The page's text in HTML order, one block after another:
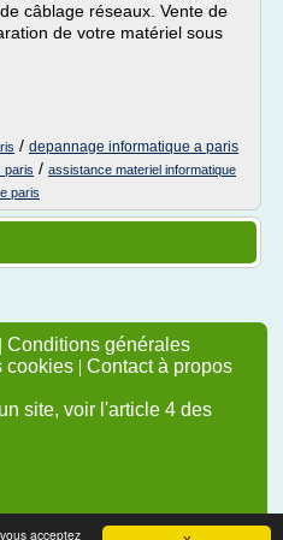
acceptez
câblage réseaux. Vente de
de votre matériel sous
/ depannage informatique a paris
paris / assistance materiel informatique
paris
| Conditions générales
cookies | Contact à propos
site, voir l'article 4 des